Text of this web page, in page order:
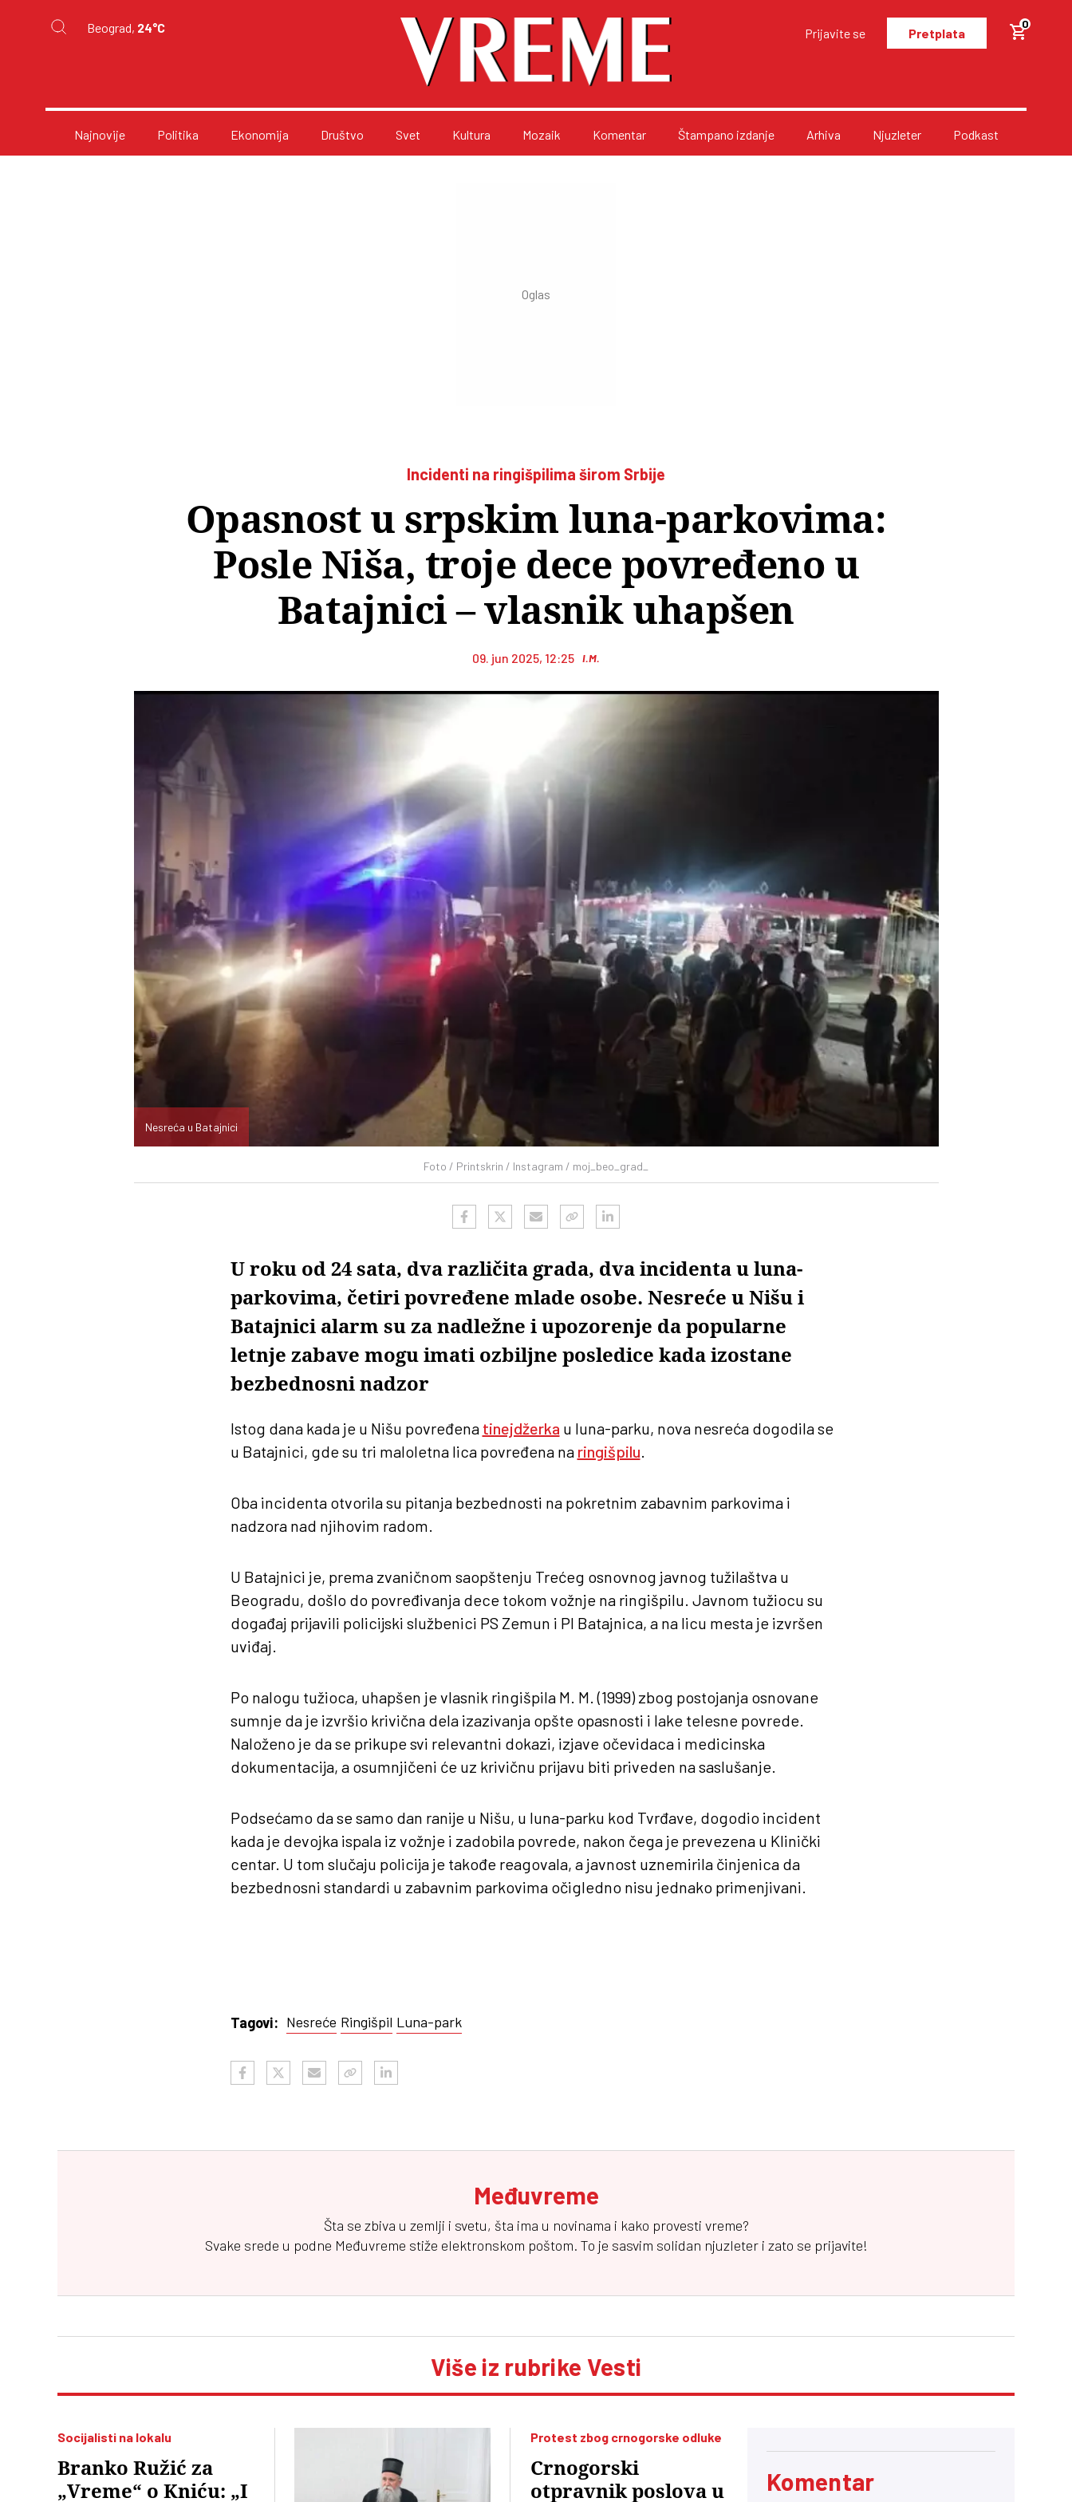
Beograd, 24°C Prijavite se Pretplata
0
Najnovije Politika Ekonomija Društvo Svet Kultura Mozaik Komentar Štampano izdanje Arhiva Njuzleter Podkast
Incidenti na ringišpilima širom Srbije
Opasnost u srpskim luna-parkovima:
Posle Niša, troje dece povređeno u
Batajnici – vlasnik uhapšen
09. jun 2025, 12:25 I.M.
Foto / Printskrin / Instagram / moj_beo_grad_
Nesreća u Batajnici
U roku od 24 sata, dva različita grada, dva incidenta u luna-
parkovima, četiri povređene mlade osobe. Nesreće u Nišu i
Batajnici alarm su za nadležne i upozorenje da popularne
letnje zabave mogu imati ozbiljne posledice kada izostane
bezbednosni nadzor
Istog dana kada je u Nišu povređena tinejdžerka u luna-parku, nova nesreća dogodila se
u Batajnici, gde su tri maloletna lica povređena na ringišpilu.
Oba incidenta otvorila su pitanja bezbednosti na pokretnim zabavnim parkovima i
nadzora nad njihovim radom.
U Batajnici je, prema zvaničnom saopštenju Trećeg osnovnog javnog tužilaštva u
Beogradu, došlo do povređivanja dece tokom vožnje na ringišpilu. Javnom tužiocu su
događaj prijavili policijski službenici PS Zemun i PI Batajnica, a na licu mesta je izvršen
uviđaj.
Po nalogu tužioca, uhapšen je vlasnik ringišpila M. M. (1999) zbog postojanja osnovane
sumnje da je izvršio krivična dela izazivanja opšte opasnosti i lake telesne povrede.
Naloženo je da se prikupe svi relevantni dokazi, izjave očevidaca i medicinska
dokumentacija, a osumnjičeni će uz krivičnu prijavu biti priveden na saslušanje.
Podsećamo da se samo dan ranije u Nišu, u luna-parku kod Tvrđave, dogodio incident
kada je devojka ispala iz vožnje i zadobila povrede, nakon čega je prevezena u Klinički
centar. U tom slučaju policija je takođe reagovala, a javnost uznemirila činjenica da
bezbednosni standardi u zabavnim parkovima očigledno nisu jednako primenjivani.
Tagovi: Nesreće Ringišpil Luna-park
Međuvreme
Šta se zbiva u zemlji i svetu, šta ima u novinama i kako provesti vreme?
Svake srede u podne Međuvreme stiže elektronskom poštom. To je sasvim solidan njuzleter i zato se prijavite!
Više iz rubrike Vesti
Socijalisti na lokalu
Branko Ružić za
„Vreme“ o Kniću: „I
Protest zbog crnogorske odluke
Crnogorski
otpravnik poslova u
Komentar